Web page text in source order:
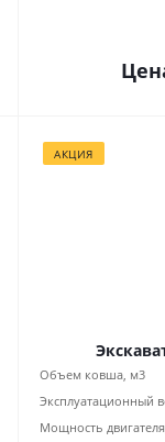
АКЦИЯ
Объем ковша, м3
Эксплуатационный
Мощность